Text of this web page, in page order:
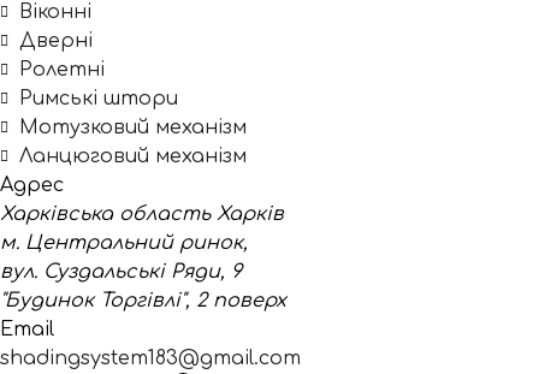
Віконні
Дверні
Ролетні
Римські штори
Мотузковий механізм
Ланцюговий механізм
Адрес
Харківська область Харків
м. Центральний ринок,
вул. Суздальські Ряди, 9
"Будинок Торгівлі", 2 поверх
Email
shadingsystem183@gmail.com